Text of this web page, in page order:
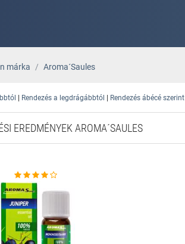
márka Aroma´Saules
| Rendezés a legdrágábbtól | Rendezés ábécé szerint
EREDMÉNYEK AROMA´SAULES